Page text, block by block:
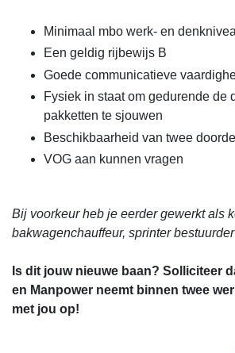
Minimaal mbo werk- en
Een geldig rijbewijs B
Goede communicatieve
Fysiek in staat om gedurende de
pakketten te sjouwen
Beschikbaarheid van twee
VOG aan kunnen vragen
Bij voorkeur heb je eerder gewerkt als
bakwagenchauffeur, sprinter
Is dit jouw nieuwe baan? Solliciteer
en Manpower neemt binnen twee
met jou op!